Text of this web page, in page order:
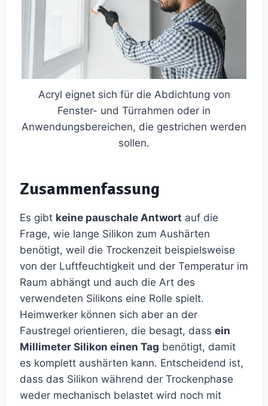
Acryl eignet sich für die Abdichtung von
Fenster- und Türrahmen oder in
Anwendungsbereichen, die gestrichen werden
sollen.
Zusammenfassung
Es gibt keine pauschale Antwort auf die
Frage, wie lange Silikon zum Aushärten
benötigt, weil die Trockenzeit beispielsweise
von der Luftfeuchtigkeit und der Temperatur im
Raum abhängt und auch die Art des
verwendeten Silikons eine Rolle spielt.
Heimwerker können sich aber an der
Faustregel orientieren, die besagt, dass ein
Millimeter Silikon einen Tag benötigt, damit
es komplett aushärten kann. Entscheidend ist,
dass das Silikon während der Trockenphase
weder mechanisch belastet wird noch mit